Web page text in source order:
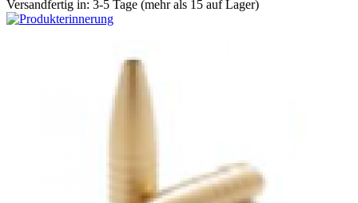
Versandfertig in: 3-5 Tage (mehr als 15 auf Lager)